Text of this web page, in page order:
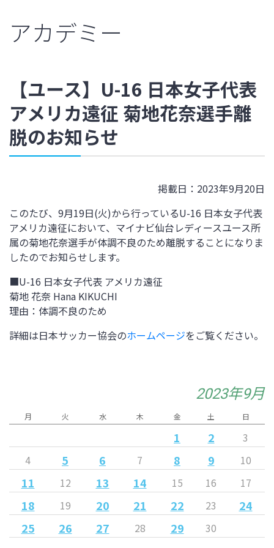
アカデミー
【ユース】U-16 日本女子代表
アメリカ遠征 菊地花奈選手離
脱のお知らせ
掲載日：2023年9月20日
このたび、 9月19日(火)から行っているU-16 日本女子代表
アメリカ遠征において、マイナビ仙台レディースユース所
属の菊地花奈選手が体調不良のため離脱することになりま
したのでお知らせします。
■U-16 日本女子代表 アメリカ遠征
菊地 花奈 Hana KIKUCHI
理由：体調不良のため
詳細は日本サッカー協会のホームページをご覧ください。
2023年9月
月 火 水 木 金 土 日
1 2
3
4
5 6 7 8 9 10
11 12 13 14 15 16 17
18 19 20 21 22 23
24
25
26 27 28 29
30